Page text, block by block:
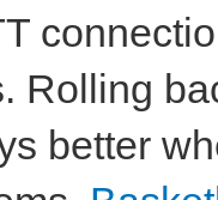
Rolling
better